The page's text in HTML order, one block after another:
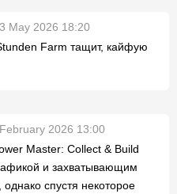
May 2026 18:20
Farm тащит, кайфую
2026 13:00
Master: Collect & Build
и захватывающим
спустя некоторое